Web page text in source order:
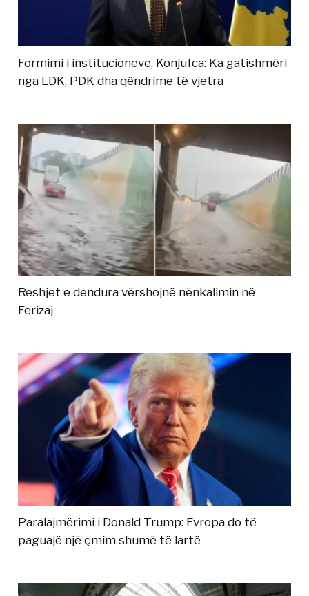
Formimi i institucioneve, Konjufca: Ka gatishmëri
nga LDK, PDK dha qëndrime të vjetra
Reshjet e dendura vërshojnë nënkalimin në
Ferizaj
Paralajmërimi i Donald Trump: Evropa do të
paguajë një çmim shumë të lartë